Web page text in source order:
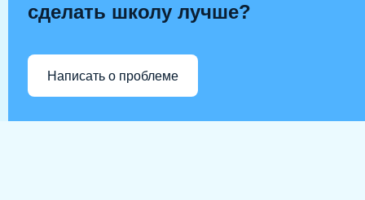
сделать школу лучше?
Написать о проблеме